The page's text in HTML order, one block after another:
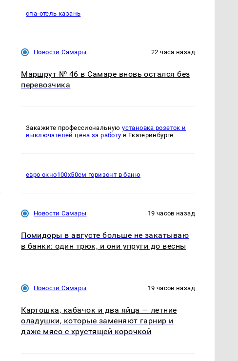
спа-отель казань
Новости Самары 22 часа назад
Маршрут № 46 в Самаре вновь остался без
перевозчика
Закажите профессиональнуюустановка розеток и
выключателей цена за работу в Екатеринбурге
евро окно100х50см горизонт в баню
Новости Самары 19 часов назад
Помидоры в августе больше не закатываю
в банки: один трюк, и они упруги до весны
Новости Самары 19 часов назад
Картошка, кабачок и два яйца — летние
оладушки, которые заменяют гарнир и
даже мясо с хрустящей корочкой